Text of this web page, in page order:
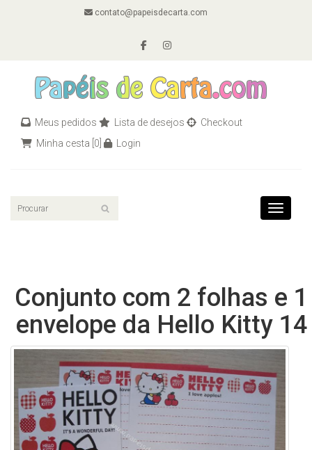
contato@papeisdecarta.com
Meus pedidos Lista de desejos
Checkout
Minha cesta [0] Login
Toggle
Conjunto com 2 folhas e 1
envelope da Hello Kitty 14